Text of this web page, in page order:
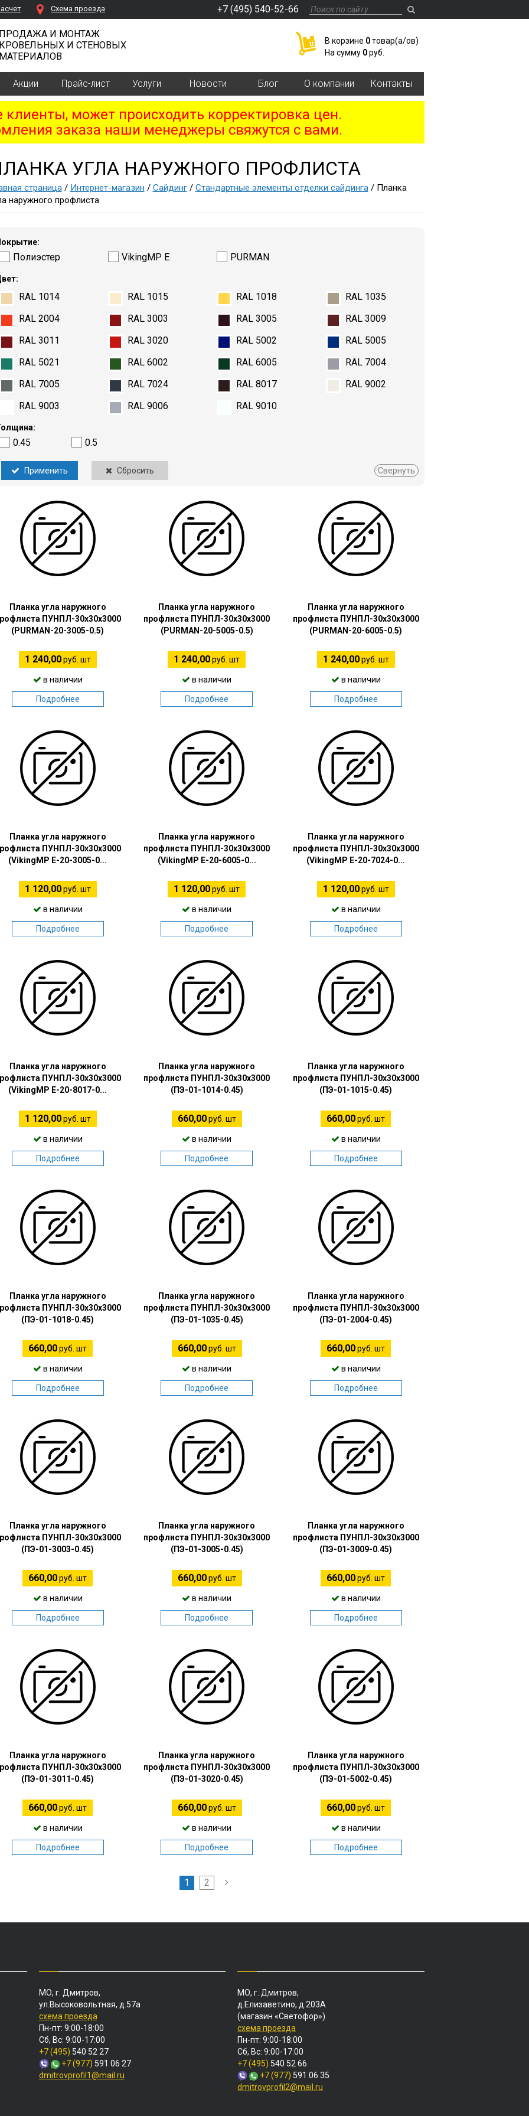
Cхема проезда +7 (495) 540-52-66
И МОНТАЖ
И СТЕНОВЫХ
В корзине 0товар(a/ов)
На сумму 0руб.
Акции Прайс-лист Услуги Новости Блог О компании Контакты
может происходить корректировка цен.
заказа наши менеджеры свяжутся с вами.
УГЛА НАРУЖНОГО ПРОФЛИСТА
страница/ Интернет-магазин / Сайдинг/ Стандартные элементы отделки сайдинга/ Планка
наружного профлиста
Полиэстер VikingMP E PURMAN
RAL 1014 RAL 1015 RAL 1018
RAL 1035
RAL 2004
RAL 3003 RAL 3005
RAL 3009
RAL 3011
RAL 3020 RAL 5002
RAL 5005
RAL 5021
RAL 6002 RAL 6005
RAL 7004
RAL 7005
RAL 7024 RAL 8017
RAL 9002
RAL 9003
RAL 9006 RAL 9010
0.45 0.5
Применить Сбросить Свернуть
Планка угла наружного
ПУНПЛ-30х30х3000
(PURMAN-20-3005-0.5)
1 240,00руб. шт
в наличии
Подробнее
Планка угла наружного
профлиста ПУНПЛ-30х30х3000
(PURMAN-20-5005-0.5)
1 240,00руб. шт
в наличии
Подробнее
Планка угла наружного
профлиста ПУНПЛ-30х30х3000
(PURMAN-20-6005-0.5)
1 240,00руб. шт
в наличии
Подробнее
Планка угла наружного
ПУНПЛ-30х30х3000
(VikingMP E-20-3005-0...
1 120,00руб. шт
в наличии
Подробнее
Планка угла наружного
профлиста ПУНПЛ-30х30х3000
(VikingMP E-20-6005-0...
1 120,00руб. шт
в наличии
Подробнее
Планка угла наружного
профлиста ПУНПЛ-30х30х3000
(VikingMP E-20-7024-0...
1 120,00руб. шт
в наличии
Подробнее
Планка угла наружного
ПУНПЛ-30х30х3000
(VikingMP E-20-8017-0...
1 120,00руб. шт
в наличии
Подробнее
Планка угла наружного
профлиста ПУНПЛ-30х30х3000
(ПЭ-01-1014-0.45)
660,00руб. шт
в наличии
Подробнее
Планка угла наружного
профлиста ПУНПЛ-30х30х3000
(ПЭ-01-1015-0.45)
660,00руб. шт
в наличии
Подробнее
Планка угла наружного
ПУНПЛ-30х30х3000
(ПЭ-01-1018-0.45)
660,00руб. шт
в наличии
Подробнее
Планка угла наружного
профлиста ПУНПЛ-30х30х3000
(ПЭ-01-1035-0.45)
660,00руб. шт
в наличии
Подробнее
Планка угла наружного
профлиста ПУНПЛ-30х30х3000
(ПЭ-01-2004-0.45)
660,00руб. шт
в наличии
Подробнее
Планка угла наружного
ПУНПЛ-30х30х3000
(ПЭ-01-3003-0.45)
660,00руб. шт
в наличии
Подробнее
Планка угла наружного
профлиста ПУНПЛ-30х30х3000
(ПЭ-01-3005-0.45)
660,00руб. шт
в наличии
Подробнее
Планка угла наружного
профлиста ПУНПЛ-30х30х3000
(ПЭ-01-3009-0.45)
660,00руб. шт
в наличии
Подробнее
Планка угла наружного
ПУНПЛ-30х30х3000
(ПЭ-01-3011-0.45)
660,00руб. шт
в наличии
Подробнее
Планка угла наружного
профлиста ПУНПЛ-30х30х3000
(ПЭ-01-3020-0.45)
660,00руб. шт
в наличии
Подробнее
Планка угла наружного
профлиста ПУНПЛ-30х30х3000
(ПЭ-01-5002-0.45)
660,00руб. шт
в наличии
Подробнее
1 2
МО, г. Дмитров,
ул.Высоковольтная, д.57а
схема проезда
Пн-пт: 9:00-18:00
Сб, Вс: 9:00-17:00
+7 (495) 540 52 27
+7 (977) 591 06 27
dmitrovprofil1@mail.ru
МО, г. Дмитров,
д.Елизаветино, д.203А
(магазин «Светофор»)
схема проезда
Пн-пт: 9:00-18:00
Сб, Вс: 9:00-17:00
+7 (495) 540 52 66
+7 (977) 591 06 35
dmitrovprofil2@mail.ru